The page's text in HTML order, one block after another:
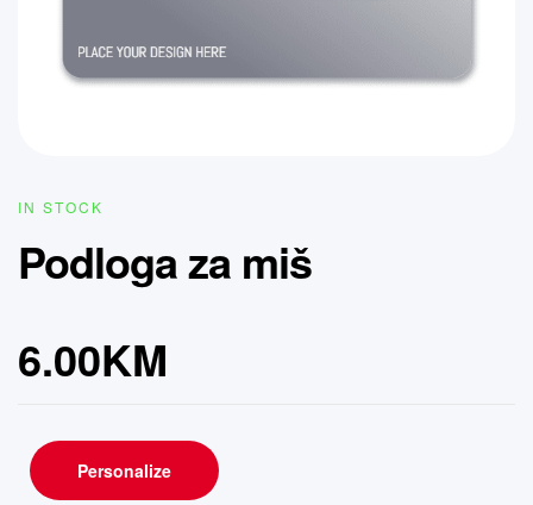
IN STOCK
Podloga za miš
6.00KM
Personalize